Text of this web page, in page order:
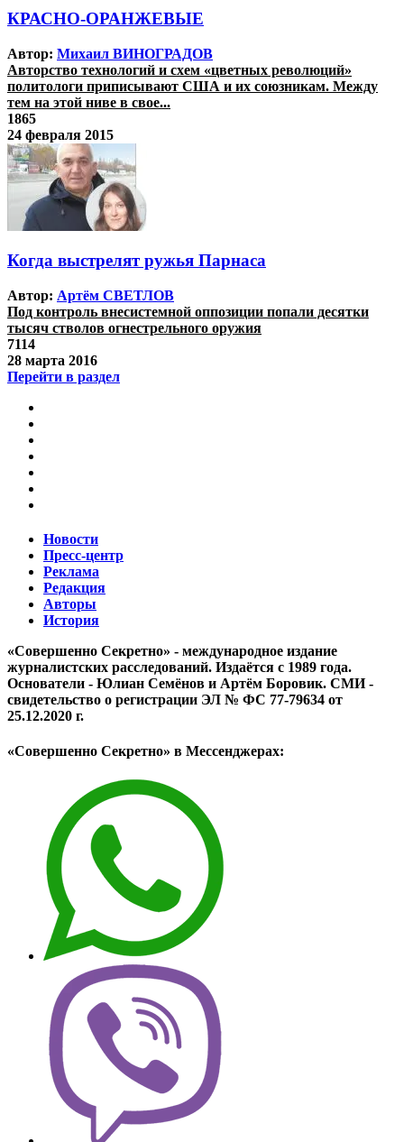
КРАСНО-ОРАНЖЕВЫЕ
Автор: Михаил ВИНОГРАДОВ
Авторство технологий и схем «цветных революций»
политологи приписывают США и их союзникам. Между
тем на этой ниве в свое...
1865
24 февраля 2015
Когда выстрелят ружья Парнаса
Автор: Артём СВЕТЛОВ
Под контроль внесистемной оппозиции попали десятки
тысяч стволов огнестрельного оружия
7114
28 марта 2016
Перейти в раздел
Новости
Пресс-центр
Реклама
Редакция
Авторы
История
«Совершенно Секретно» - международное издание
журналистских расследований. Издаётся с 1989 года.
Основатели - Юлиан Семёнов и Артём Боровик. CМИ -
свидетельство о регистрации ЭЛ № ФС 77-79634 от
25.12.2020 г.
«Совершенно Секретно» в Мессенджерах: